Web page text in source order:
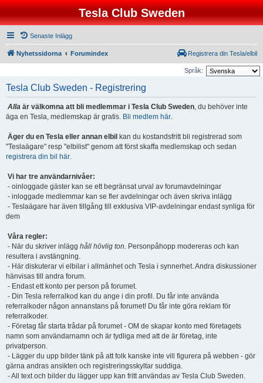
Tesla Club Sweden
Senaste Inlägg
Nyhetssidorna Forumindex Registrera din Tesla/elbil
Språk:
Tesla Club Sweden - Registrering
Alla är välkomna att bli medlemmar i Tesla Club Sweden, du behöver inte
äga en Tesla, medlemskap är gratis. Bli medlem här.
Äger du en Tesla eller annan elbil kan du kostandsfritt bli registrerad som
"Teslaägare" resp "elbilist" genom att först skaffa medlemskap och sedan
registrera din bil här.
Vi har tre användarnivåer:
- oinloggade gäster kan se ett begränsat urval av forumavdelningar
- inloggade medlemmar kan se fler avdelningar och även skriva inlägg
- Teslaägare har även tillgång till exklusiva VIP-avdelningar endast synliga för
dem
Våra regler:
- När du skriver inlägg håll hövlig ton. Personpåhopp modereras och kan
resultera i avstängning.
- Här diskuterar vi elbilar i allmänhet och Tesla i synnerhet. Andra diskussioner
hänvisas till andra forum.
- Endast ett konto per person på forumet.
- Din Tesla referralkod kan du ange i din profil. Du får inte använda
referralkoder någon annanstans på forumet! Du får inte göra reklam för
referralkoder.
- Företag får starta trådar på forumet - OM de skapar konto med företagets
namn som användarnamn och är tydliga med att de är företag, inte
privatperson.
- Lägger du upp bilder tänk på att folk kanske inte vill figurera på webben - gör
gärna andras ansikten och registreringsskyltar suddiga.
- All text och bilder du lägger upp kan fritt användas av Tesla Club Sweden.